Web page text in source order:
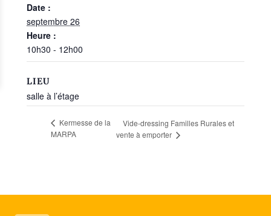
Date :
septembre 26
Heure :
10h30 - 12h00
LIEU
salle à l’étage
Kermesse de la
MARPA
Vide-dressing Familles Rurales et
vente à emporter